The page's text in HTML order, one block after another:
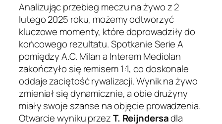
Analizując przebieg meczu na żywo z 2
lutego 2025 roku, możemy odtworzyć
kluczowe momenty, które doprowadziły do
końcowego rezultatu. Spotkanie Serie A
pomiędzy A.C. Milan a Interem Mediolan
zakończyło się remisem 1:1, co doskonale
oddaje zaciętość rywalizacji. Wynik na żywo
zmieniał się dynamicznie, a obie drużyny
miały swoje szanse na objęcie prowadzenia.
Otwarcie wyniku przezT. Reijndersadla